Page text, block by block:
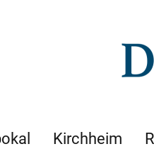
Kirchheim